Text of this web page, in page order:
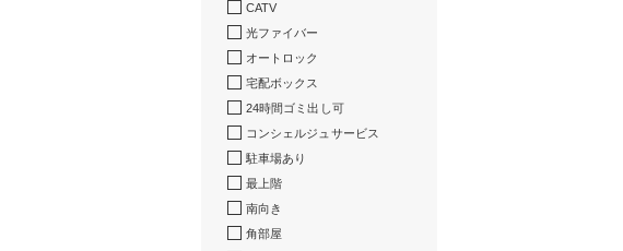
CATV
光ファイバー
オートロック
宅配ボックス
24時間ゴミ出し可
コンシェルジュサービス
駐車場あり
最上階
南向き
角部屋